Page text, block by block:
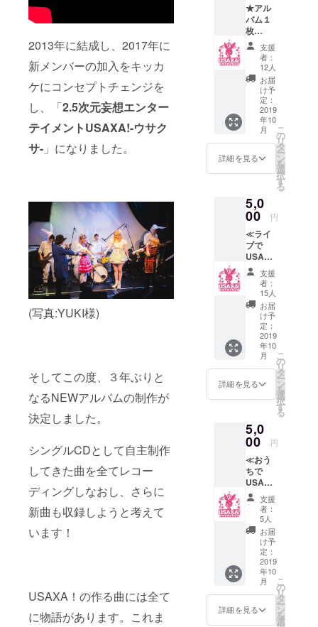
2013年に結成し、2017年に
新メンバーの加入をキッカ
ケにコンセプトチェンジを
し、「2.5次元妄想エンター
テイメントUSAXA!-ウサク
サ- 」になりました。
(写真:YUKI様)
そしてこの度、３年ぶりと
なるNEWアルバムの制作が
決定しました。
シングルCDとして自主制作
してきた曲を全てレコー
ディングしなおし、さらに
新曲も収録しようと考えて
います！
USAXA！の作る曲には全て
に物語があります。これま
作詞、作
曲、ステー
ジ演出、
グッズ制
作、全てを
完全自己プ
ロデュース
するクリエ
イターユ
ニット。
自分の手で
は全て自分
達で行うと
いう、強い
こだわりを
持つ。
一方で、ア
イドルなど
の他グルー
プに作曲提
供・作詞提
供・振付提
供なども
≪USAXA！
-２０１６年-
・１２月、
初の全国流
通シングル
『みっく
す！じゃー
じゃーめ
ん』MVでヲ
タ芸を披露
し、
★アル
バム１
枚
★USA
XA！か
らの手
書きお
礼メッ
セージ
★クラ
ウド
ファン
ディン
グ参加
者限定
缶バッ
支援
者：
12人
お届
け予
定：
2019
年10
月
詳細を見る
こ
の
リ
タ
ー
ン
を
選
択
す
る
5,0
00 円
≪ライ
ブで
USAXA
！リ
ターン
≫ ★ア
ルバム
１枚
★USA
XA！か
らの手
書きお
礼メッ
セージ
★クラ
ウド
ディン
グ支援
者限定
参加イ
ベント
チケッ
ト（７
月～８
月頃開
催予
定） ★
クラウ
ドファ
ンディ
ング限
定缶
バッチ
支援
者：
15人
お届
け予
定：
2019
年10
月
詳細を見る
こ
の
リ
タ
ー
ン
を
選
択
す
る
5,0
00 円
≪おう
ちで
USAXA
！リ
ターン
≫ ★ア
ルバム
１枚
★USA
XA！か
らの手
書きお
礼メッ
セージ
★クラ
支援
者：
5人
お届
け予
定：
2019
年10
月
詳細を見る
こ
の
リ
タ
ー
ン
を
選